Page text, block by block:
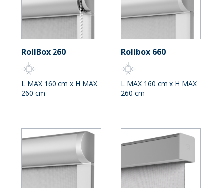
RollBox 260
L MAX 160 cm x H MAX
260 cm
Rollbox 660
L MAX 160 cm x H MAX
260 cm